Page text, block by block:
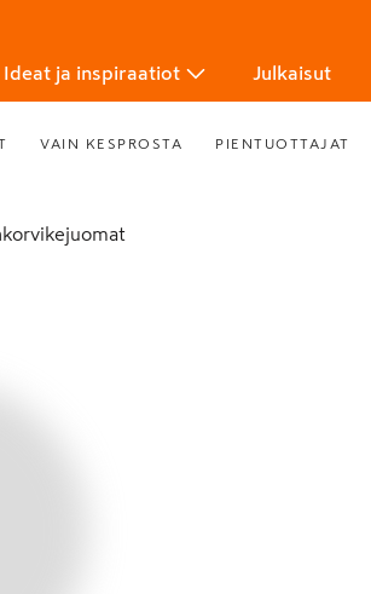
Ideat ja inspiraatiot Julkaisut
VAIN KESPROSTA PIENTUOTTAJAT